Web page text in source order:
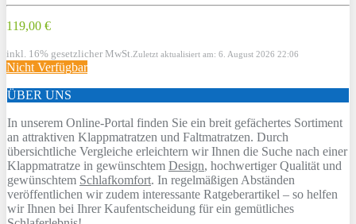
119,00 €
inkl. 16% gesetzlicher MwSt. Zuletzt aktualisiert am: 6. August 2026 22:06
Nicht Verfügbar
ÜBER UNS
In unserem Online-Portal finden Sie ein breit gefächertes Sortiment
an attraktiven Klappmatratzen und Faltmatratzen. Durch
übersichtliche Vergleiche erleichtern wir Ihnen die Suche nach einer
Klappmatratze in gewünschtem Design, hochwertiger Qualität und
gewünschtem Schlafkomfort. In regelmäßigen Abständen
veröffentlichen wir zudem interessante Ratgeberartikel – so helfen
wir Ihnen bei Ihrer Kaufentscheidung für ein gemütliches